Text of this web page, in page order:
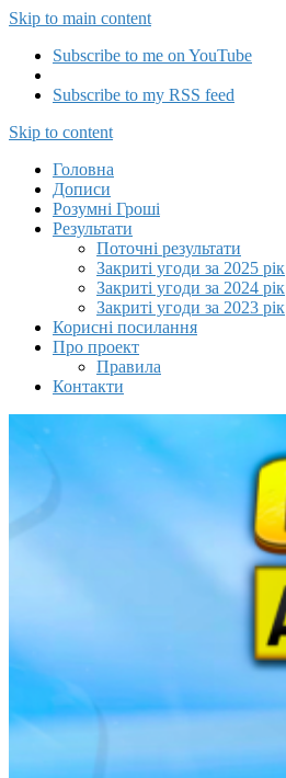
Skip to main content
Subscribe to me on YouTube
Subscribe to my RSS feed
Capitalizator UA
Skip to content
Головна
Дописи
Розумні Гроші
Результати
Поточні результати
Закриті угоди за 2025 рік
Закриті угоди за 2024 рік
Закриті угоди за 2023 рік
Корисні посилання
Про проект
Правила
Контакти